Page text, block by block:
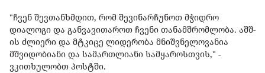
"ჩვენ შევთანხმდით, რომ შევინარჩუნოთ მჭიდრო
დიალოგი და განვავითაროთ ჩვენი თანამშრომლობა. აშშ-
ის ძლიერი და მტკიცე ლიდერობა მნიშვნელოვანია
მშვიდობიანი და სამართლიანი სამყაროსთვის," -
ვკითხულობთ პოსტში.